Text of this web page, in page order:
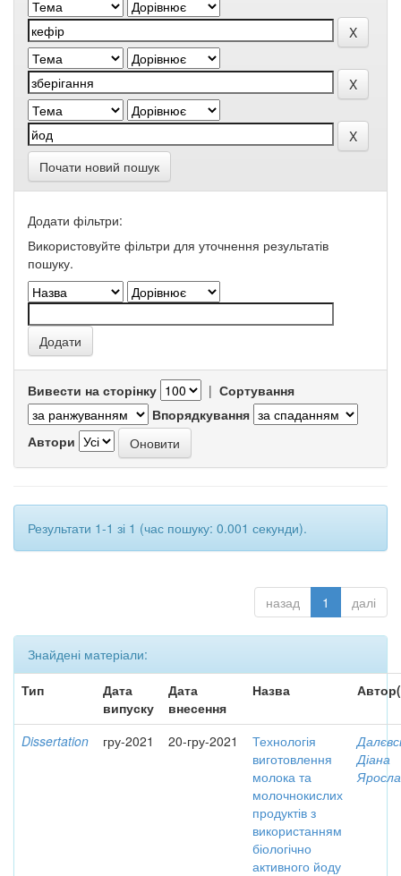
Почати новий пошук
Додати фільтри:
Використовуйте фільтри для уточнення результатів
пошуку.
Вивести на сторінку | Сортування
Впорядкування
Автори
Результати 1-1 зі 1 (час пошуку: 0.001 секунди).
назад 1 далі
Знайдені матеріали:
Тип
Дата
випуску
Дата
внесення
Назва
Dissertation гру-2021 20-гру-2021
Технологія
виготовлення
молока та
молочнокислих
продуктів з
використанням
біологічно
активного йоду
Діана